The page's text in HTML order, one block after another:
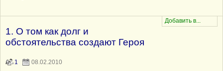
1. О том как долг и
обстоятельства создают Героя
1 08.02.2010